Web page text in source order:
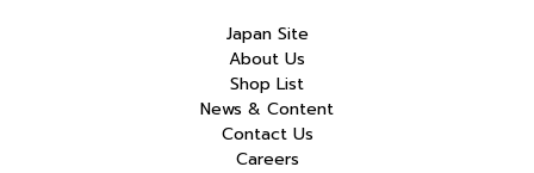
Japan Site
About Us
Shop List
News & Content
Contact Us
Careers